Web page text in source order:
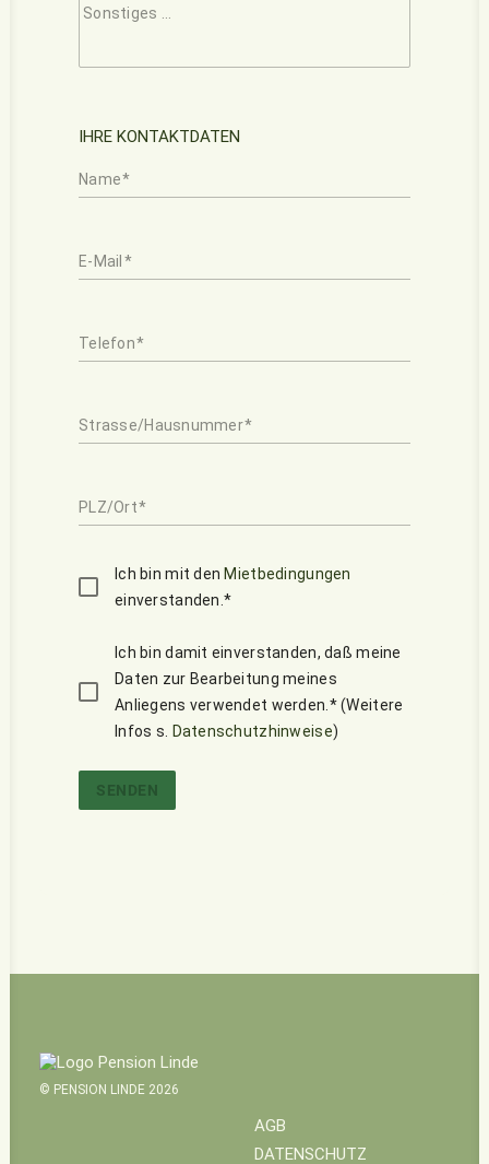
Sonstiges …
IHRE KONTAKTDATEN
Name
E-Mail
Telefon
Strasse/Hausnummer
PLZ/Ort
Ich bin mit den Mietbedingungen
einverstanden.*
Ich bin damit einverstanden, daß meine
Daten zur Bearbeitung meines
Anliegens verwendet werden.* (Weitere
Infos s.
Datenschutzhinweise)
SENDEN
© PENSION LINDE 2026
AGB
DATENSCHUTZ